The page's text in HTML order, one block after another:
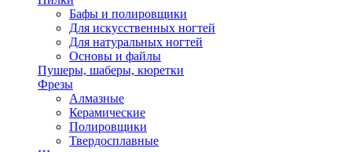
Бафы и полировщики
Для искусственных ногтей
Для натуральных ногтей
Основы и файлы
Пушеры, шаберы, кюретки
Фрезы
Алмазные
Керамические
Полировщики
Твердосплавные